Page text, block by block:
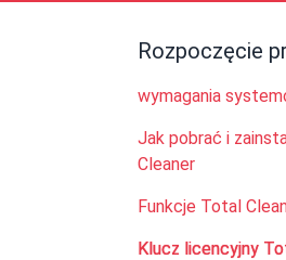
Rozpoczęcie
wymagania
Jak pobrać i
Cleaner
Funkcje Total
Klucz licencyjny